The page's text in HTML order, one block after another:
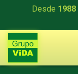
Desde 1988